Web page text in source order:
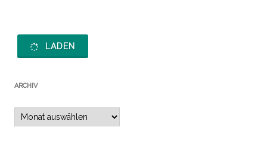
LADEN
ARCHIV